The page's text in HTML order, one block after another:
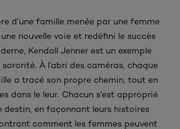
d’une famille menée par une femme
nouvelle voie et redéfini le succès
Kendall Jenner est un exemple
À l’abri des caméras, chaque
a tracé son propre chemin, tout en
dans le leur. Chacun s’est approprié
destin, en façonnant leurs histoires
comment les femmes peuvent